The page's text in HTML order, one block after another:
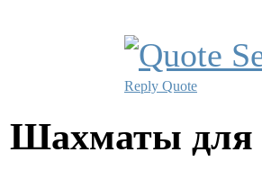
Reply Quote
Шахматы для